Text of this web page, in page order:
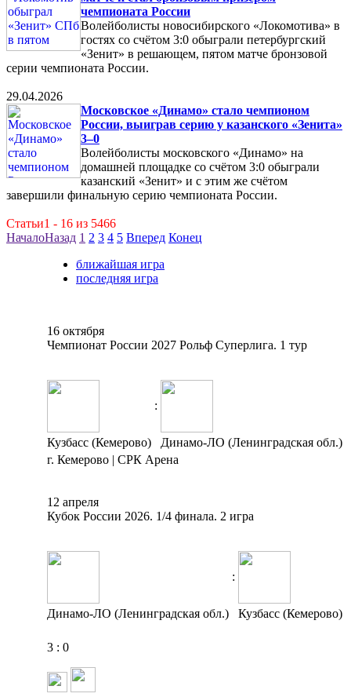
чемпионата России
Волейболисты новосибирского «Локомотива» в
гостях со счётом 3:0 обыграли петербургский
«Зенит» в решающем, пятом матче бронзовой
серии чемпионата России.
29.04.2026
Московское «Динамо» стало чемпионом
России, выиграв серию у казанского «Зенита»
3–0
Волейболисты московского «Динамо» на
домашней площадке со счётом 3:0 обыграли
казанский «Зенит» и с этим же счётом
завершили финальную серию чемпионата России.
Статьи1 - 16 из 5466
НачалоНазад 1 2 3 4 5 Вперед Конец
ближайшая игра
последняя игра
16 октября
Чемпионат России 2027 Рольф Суперлига. 1 тур
:
Кузбасс (Кемерово)
Динамо-ЛО (Ленинградская обл.)
г. Кемерово | СРК Арена
12 апреля
Кубок России 2026. 1/4 финала. 2 игра
:
Динамо-ЛО (Ленинградская обл.) Кузбасс (Кемерово)
3 : 0